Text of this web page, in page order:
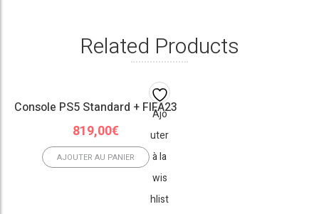
Related Products
Ajo
uter
à la
wis
hlist
Console PS5 Standard + FIFA23
819,00€
AJOUTER AU PANIER